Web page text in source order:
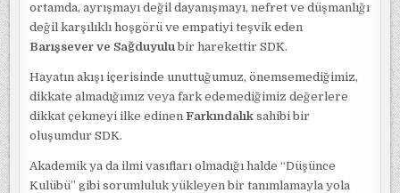
ortamda, ayrışmayı değil dayanışmayı, nefret ve düşmanlığı
değil karşılıklı hoşgörü ve empatiyi teşvik eden
Barışsever ve Sağduyulubir harekettir SDK.
Hayatın akışı içerisinde unuttuğumuz, önemsemediğimiz,
dikkate almadığımız veya fark edemediğimiz değerlere
dikkat çekmeyi ilke edinenFarkındalık sahibi bir
oluşumdur SDK.
Akademik ya da ilmi vasıfları olmadığı halde “Düşünce
Kulübü” gibi sorumluluk yükleyen bir tanımlamayla yola